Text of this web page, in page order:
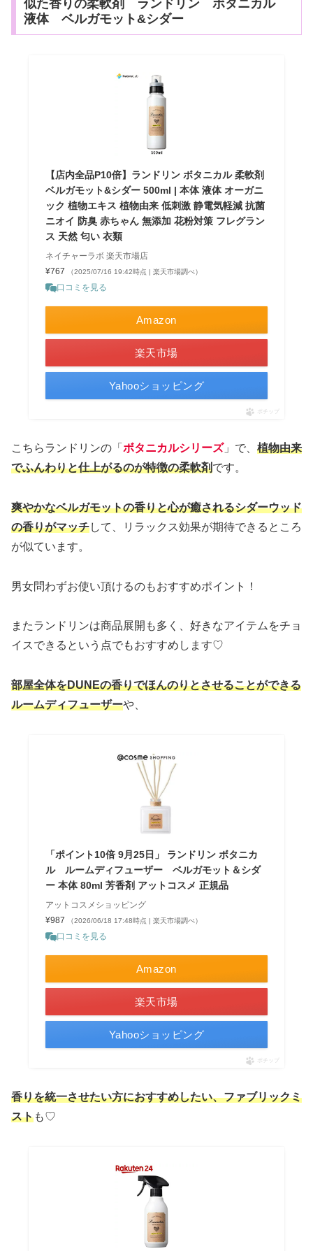
似た香りの柔軟剤 ランドリン ボタニカル
液体 ベルガモット&シダー
【店内全品P10倍】ランドリン ボタニカル 柔軟剤
ベルガモット&シダー 500ml | 本体 液体 オーガニ
ック 植物エキス 植物由来 低刺激 静電気軽減 抗菌
ニオイ 防臭 赤ちゃん 無添加 花粉対策 フレグラン
ス 天然 匂い 衣類
ネイチャーラボ 楽天市場店
¥767
（2025/07/16 19:42時点 | 楽天市場調べ）
口コミを見る
Amazon
楽天市場
Yahooショッピング
ポチップ
こちらランドリンの「 ボタニカルシリーズ」で、 植物由来
でふんわりと仕上がるのが特徴の柔軟剤です。
爽やかなベルガモットの香りと心が癒されるシダーウッド
の香りがマッチして、リラックス効果が期待できるところ
が似ています。
男女問わずお使い頂けるのもおすすめポイント！
またランドリンは商品展開も多く、好きなアイテムをチョ
イスできるという点でもおすすめします♡
部屋全体をDUNEの香りでほんのりとさせることができる
ルームディフューザーや、
「ポイント10倍 9月25日」 ランドリン ボタニカ
ル ルームディフューザー ベルガモット＆シダ
ー 本体 80ml 芳香剤 アットコスメ 正規品
アットコスメショッピング
¥987
（2026/06/18 17:48時点 | 楽天市場調べ）
口コミを見る
Amazon
楽天市場
Yahooショッピング
ポチップ
香りを統一させたい方におすすめしたい、ファブリックミ
ストも♡